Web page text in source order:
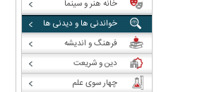
خانه هنر و سینما
خواندنی ها و دیدنی ها
فرهنگ و اندیشه
دین و شریعت
چهار سوی علم